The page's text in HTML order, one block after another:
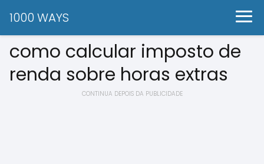
1000 WAYS
como calcular imposto de
renda sobre horas extras
CONTINUA DEPOIS DA PUBLICIDADE